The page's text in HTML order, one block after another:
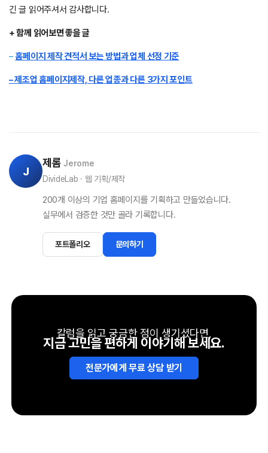
긴 글 읽어주셔서 감사합니다.
+ 함께 읽어보면 좋을 글
–홈페이지 제작 견적서 보는 방법과 업체 선정 기준
– 제조업 홈페이지제작, 다른 업종과 다른 3가지 포인트
J
제롬Jerome
DivideLab · 웹 기획/제작
200개 이상의 기업 홈페이지를 기획하고 만들었습니다.
실무에서 검증한 것만 골라 기록합니다.
포트폴리오 문의하기
칼럼을 읽고 궁금한 점이 생기셨다면,
지금 고민을 편하게 이야기해 보세요.
전문가에게 무료 상담 받기